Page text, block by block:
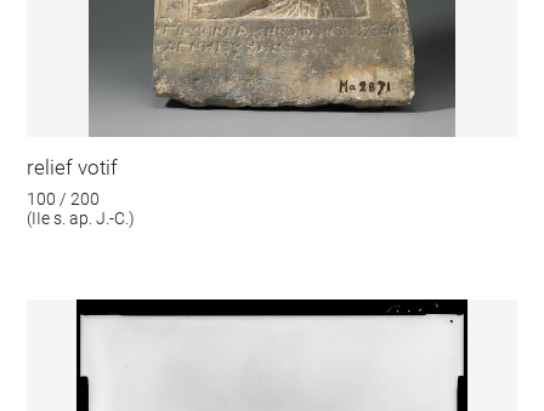
relief votif
100 / 200
(IIe s. ap. J.-C.)